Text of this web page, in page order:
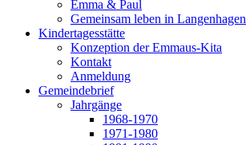
Emma & Paul
Gemeinsam leben in Langenhagen
Kindertagesstätte
Konzeption der Emmaus-Kita
Kontakt
Anmeldung
Gemeindebrief
Jahrgänge
1968-1970
1971-1980